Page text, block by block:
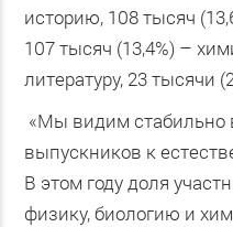
историю, 108 тысяч
107 тысяч (13,4%) –
литературу, 23 тысячи
«Мы видим стабильно
выпускников к
В этом году доля
физику, биологию и